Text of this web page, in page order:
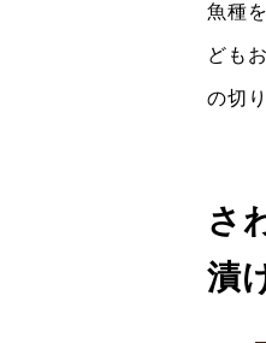
魚種
ども
の切
さ
漬